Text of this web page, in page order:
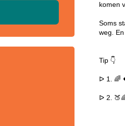
komen
Soms
weg.
Tip 👇
ᐅ 1. 🌈
ᐅ 2.